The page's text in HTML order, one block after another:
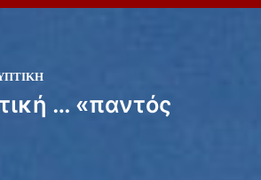
… «παντός